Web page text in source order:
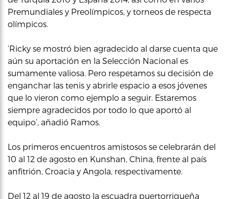
Premundiales y Preolímpicos, y torneos de respecta
olímpicos.
‘Ricky se mostró bien agradecido al darse cuenta que
aún su aportación en la Selección Nacional es
sumamente valiosa. Pero respetamos su decisión de
enganchar las tenis y abrirle espacio a esos jóvenes
que lo vieron como ejemplo a seguir. Estaremos
siempre agradecidos por todo lo que aportó al
equipo’, añadió Ramos.
Los primeros encuentros amistosos se celebrarán del
10 al 12 de agosto en Kunshan, China, frente al país
anfitrión, Croacia y Angola, respectivamente.
Del 12 al 19 de agosto la escuadra puertorriqueña